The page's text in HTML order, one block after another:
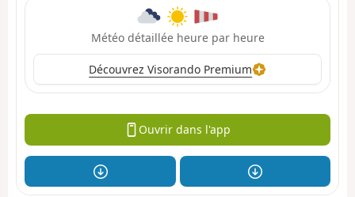
Météo détaillée heure par heure
Découvrez Visorando Premium
Ouvrir dans l'app